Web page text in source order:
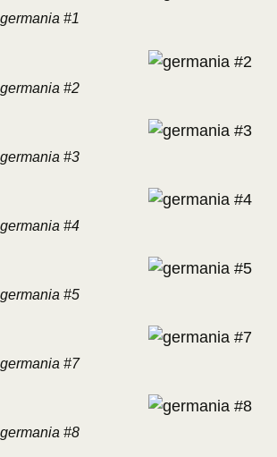
germania #1
germania #2
germania #3
germania #4
germania #5
germania #7
germania #8